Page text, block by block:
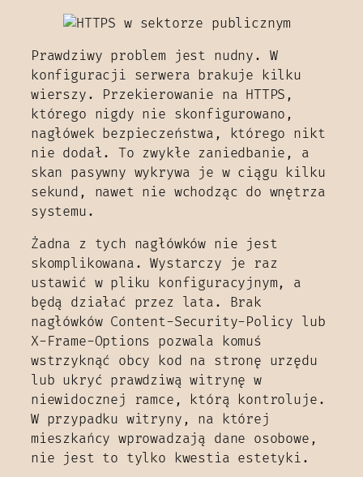
Prawdziwy problem jest nudny. W
konfiguracji serwera brakuje kilku
wierszy. Przekierowanie na HTTPS,
którego nigdy nie skonfigurowano,
nagłówek bezpieczeństwa, którego nikt
nie dodał. To zwykłe zaniedbanie, a
skan pasywny wykrywa je w ciągu kilku
sekund, nawet nie wchodząc do wnętrza
systemu.
Żadna z tych nagłówków nie jest
skomplikowana. Wystarczy je raz
ustawić w pliku konfiguracyjnym, a
będą działać przez lata. Brak
nagłówków Content-Security-Policy lub
X-Frame-Options pozwala komuś
wstrzyknąć obcy kod na stronę urzędu
lub ukryć prawdziwą witrynę w
niewidocznej ramce, którą kontroluje.
W przypadku witryny, na której
mieszkańcy wprowadzają dane osobowe,
nie jest to tylko kwestia estetyki.